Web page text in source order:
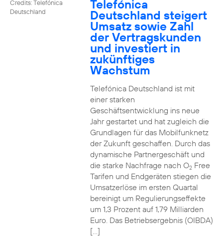
Credits: Telefónica
Deutschland
Telefónica
Deutschland steigert
Umsatz sowie Zahl
der Vertragskunden
und investiert in
zukünftiges
Wachstum
Telefónica Deutschland ist mit
einer starken
Geschäftsentwicklung ins neue
Jahr gestartet und hat zugleich die
Grundlagen für das Mobilfunknetz
der Zukunft geschaffen. Durch das
dynamische Partnergeschäft und
die starke Nachfrage nach O2Free
Tarifen und Endgeräten stiegen die
Umsatzerlöse im ersten Quartal
bereinigt um Regulierungseffekte
um 1,3 Prozent auf 1,79 Milliarden
Euro. Das Betriebsergebnis (OIBDA)
[…]